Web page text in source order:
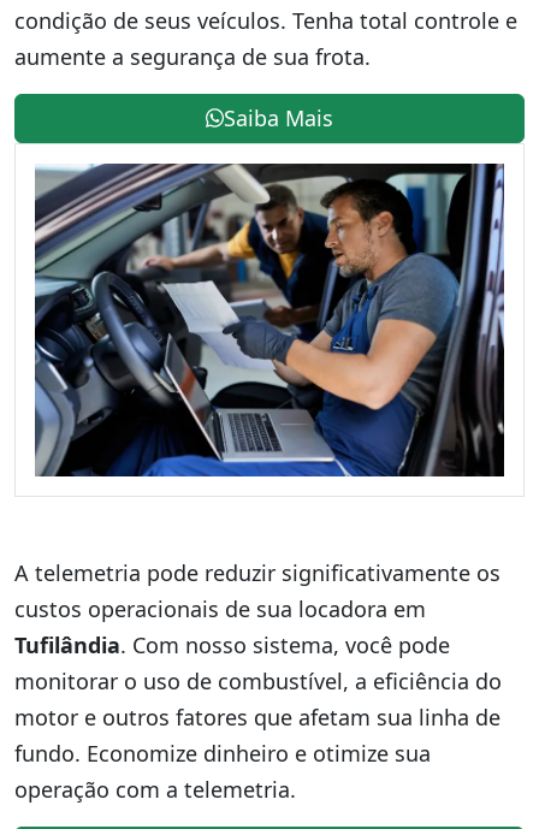
condição de seus veículos. Tenha total controle e
aumente a segurança de sua frota.
Saiba Mais
A telemetria pode reduzir significativamente os
custos operacionais de sua locadora em
Tufilândia. Com nosso sistema, você pode
monitorar o uso de combustível, a eficiência do
motor e outros fatores que afetam sua linha de
fundo. Economize dinheiro e otimize sua
operação com a telemetria.